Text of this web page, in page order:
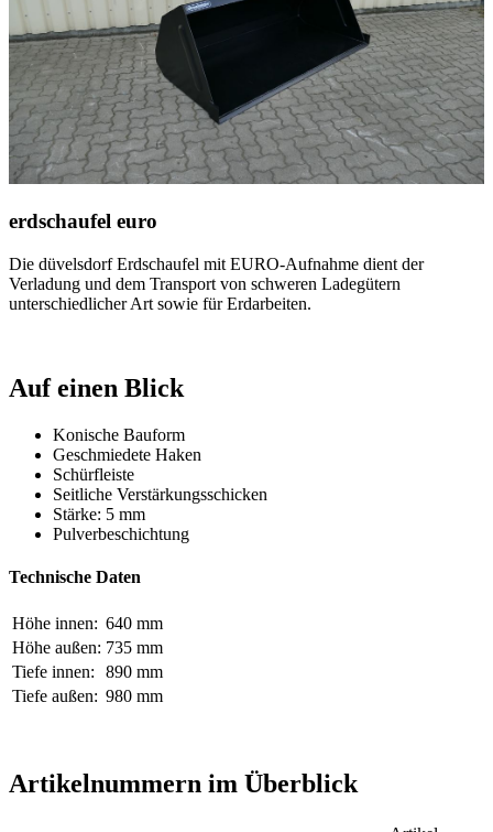
erdschaufel euro
Die düvelsdorfErdschaufel mit EURO-Aufnahme dient der
Verladung und dem Transport von schweren Ladegütern
unterschiedlicher Art sowie für Erdarbeiten.
Auf einen Blick
Konische Bauform
Geschmiedete Haken
Schürfleiste
Seitliche Verstärkungsschicken
Stärke: 5 mm
Pulverbeschichtung
Technische Daten
Höhe innen: 640 mm
Höhe außen: 735 mm
Tiefe innen:
890 mm
Tiefe außen: 980 mm
Artikelnummern im Überblick